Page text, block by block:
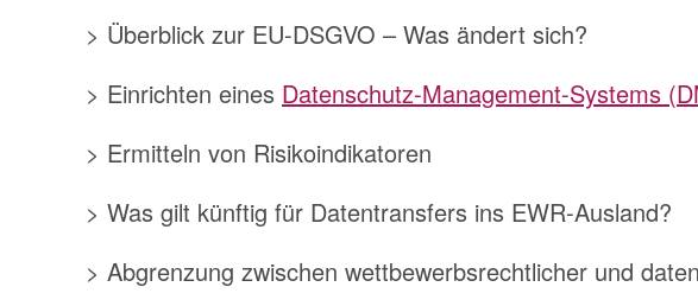
> Überblick zur EU-DSGVO – Was ändert sich?
> Einrichten eines Datenschutz-Management-Systems
> Ermitteln von Risikoindikatoren
> Was gilt künftig für Datentransfers ins EWR-Ausland?
> Abgrenzung zwischen wettbewerbsrechtlicher und